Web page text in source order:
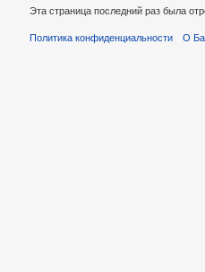
Эта страница последний раз была
Политика конфиденциальности О